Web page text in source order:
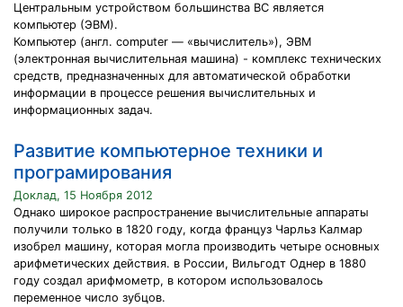
Центральным устройством большинства ВС является
компьютер (ЭВМ).
Компьютер (англ. computer — «вычислитель»), ЭВМ
(электронная вычислительная машина) - комплекс технических
средств, предназначенных для автоматической обработки
информации в процессе решения вычислительных и
информационных задач.
Развитие компьютерное техники и
програмирования
Доклад, 15 Ноября 2012
Однако широкое распространение вычислительные аппараты
получили только в 1820 году, когда француз Чарльз Калмар
изобрел машину, которая могла производить четыре основных
арифметических действия. в России, Вильгодт Однер в 1880
году создал арифмометр, в котором использовалось
переменное число зубцов.